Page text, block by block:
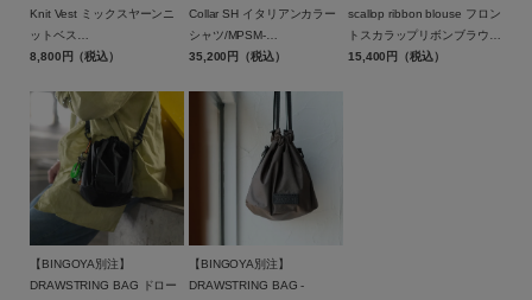
Knit Vest ミックスヤーンニ
ットベス
ト/62610519/anuke（アン
8,800円（税込）
Collar SH イタリアンカラー
シャツ/MPSM-
2004S/Marvine Pontiak Shirt
35,200円（税込）
scallop ribbon blouse フロン
トスカラップリボンブラウ
ス/CC-4009/Crinkle Crinkle
15,400円（税込）
【BINGOYA別注】
DRAWSTRING BAG ドロー
【BINGOYA別注】
DRAWSTRING BAG -